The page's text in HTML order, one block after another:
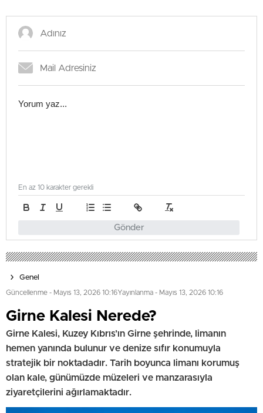
Gönder
En az 10 karakter gerekli
Genel
Güncellenme - Mayıs 13, 2026 10:16Yayınlanma - Mayıs 13, 2026 10:16
⁠⁠Girne Kalesi Nerede?
Girne Kalesi, Kuzey Kıbrıs’ın Girne şehrinde, limanın
hemen yanında bulunur ve denize sıfır konumuyla
stratejik bir noktadadır. Tarih boyunca limanı korumuş
olan kale, günümüzde müzeleri ve manzarasıyla
ziyaretçilerini ağırlamaktadır.